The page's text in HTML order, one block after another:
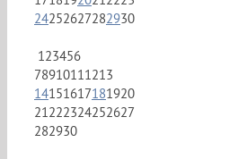
24252627282930
123456
78910111213
14151617181920
21222324252627
282930